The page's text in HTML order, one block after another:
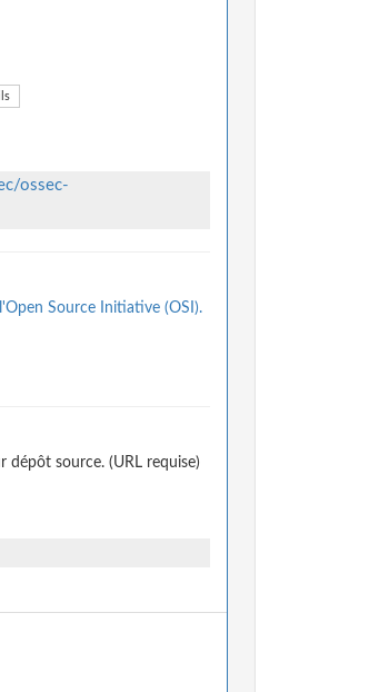
ossec-
Source Initiative (OSI).
dépôt source. (URL requise)